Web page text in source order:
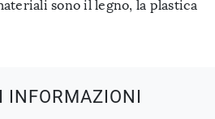
sono il legno, la plastica
INFORMAZIONI